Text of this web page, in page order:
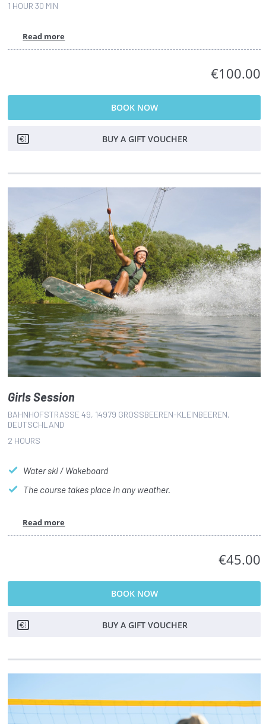
1 HOUR30 MIN
Read more
€100.00
BOOK NOW
BUY A GIFT VOUCHER
Girls Session
BAHNHOFSTRASSE 49, 14979 GROSSBEEREN-KLEINBEEREN, DE
UTSCHLAND
2 HOURS
Water ski / Wakeboard
The course takes place in any weather.
Read more
€45.00
BOOK NOW
BUY A GIFT VOUCHER